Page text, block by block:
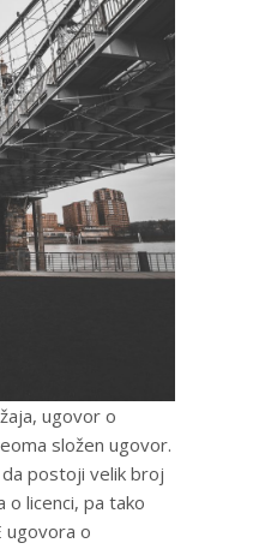
ugovor o
složen ugovor.
postoji velik broj
o licenci, pa tako
ugovora o